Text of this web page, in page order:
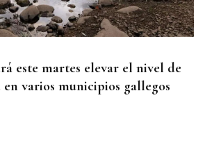
este martes elevar el nivel de
varios municipios gallegos